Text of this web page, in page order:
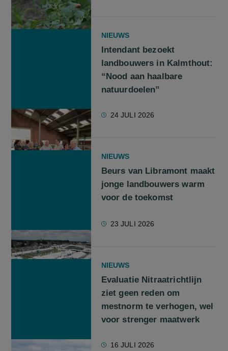
NIEUWS
Intendant bezoekt
landbouwers in Kalmthout:
“Nood aan haalbare
natuurdoelen”
24 JULI 2026
NIEUWS
Beurs van Libramont maakt
jonge landbouwers warm
voor de toekomst
23 JULI 2026
NIEUWS
Evaluatie Nitraatrichtlijn
ziet geen reden om
mestnorm te verhogen, wel
voor strenger maatwerk
16 JULI 2026